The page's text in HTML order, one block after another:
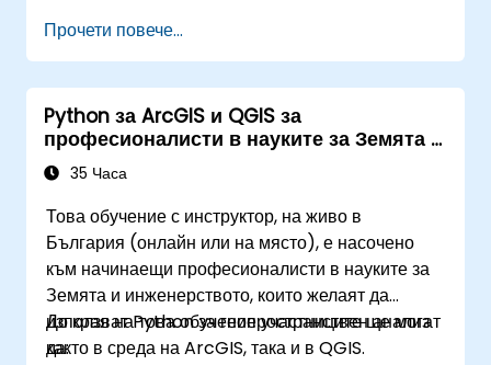
за да подобрят комуникацията и
резултатите от проекта.
Да бъдат напълно подготвени да се явят и
преминат сертификационния изпит IREB
CPRE – Foundation Level.
Прочети повече...
Python за ArcGIS и QGIS за
професионалисти в науките за Земята и
инженерството
35 Часа
Това обучение с инструктор, на живо в
България (онлайн или на място), е насочено
към начинаещи професионалисти в науките за
Земята и инженерството, които желаят да
използват Python за геопространствен анализ
както в среда на ArcGIS, така и в QGIS.
До края на това обучение участниците ще могат
да: